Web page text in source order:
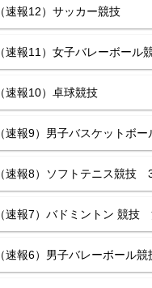
速報12）サッカー競技
速報11）女子バレーボール
速報10）卓球競技
速報9）男子バスケットボー
速報8）ソフトテニス競技
速報7）バドミントン 競技
速報6）男子バレーボール競